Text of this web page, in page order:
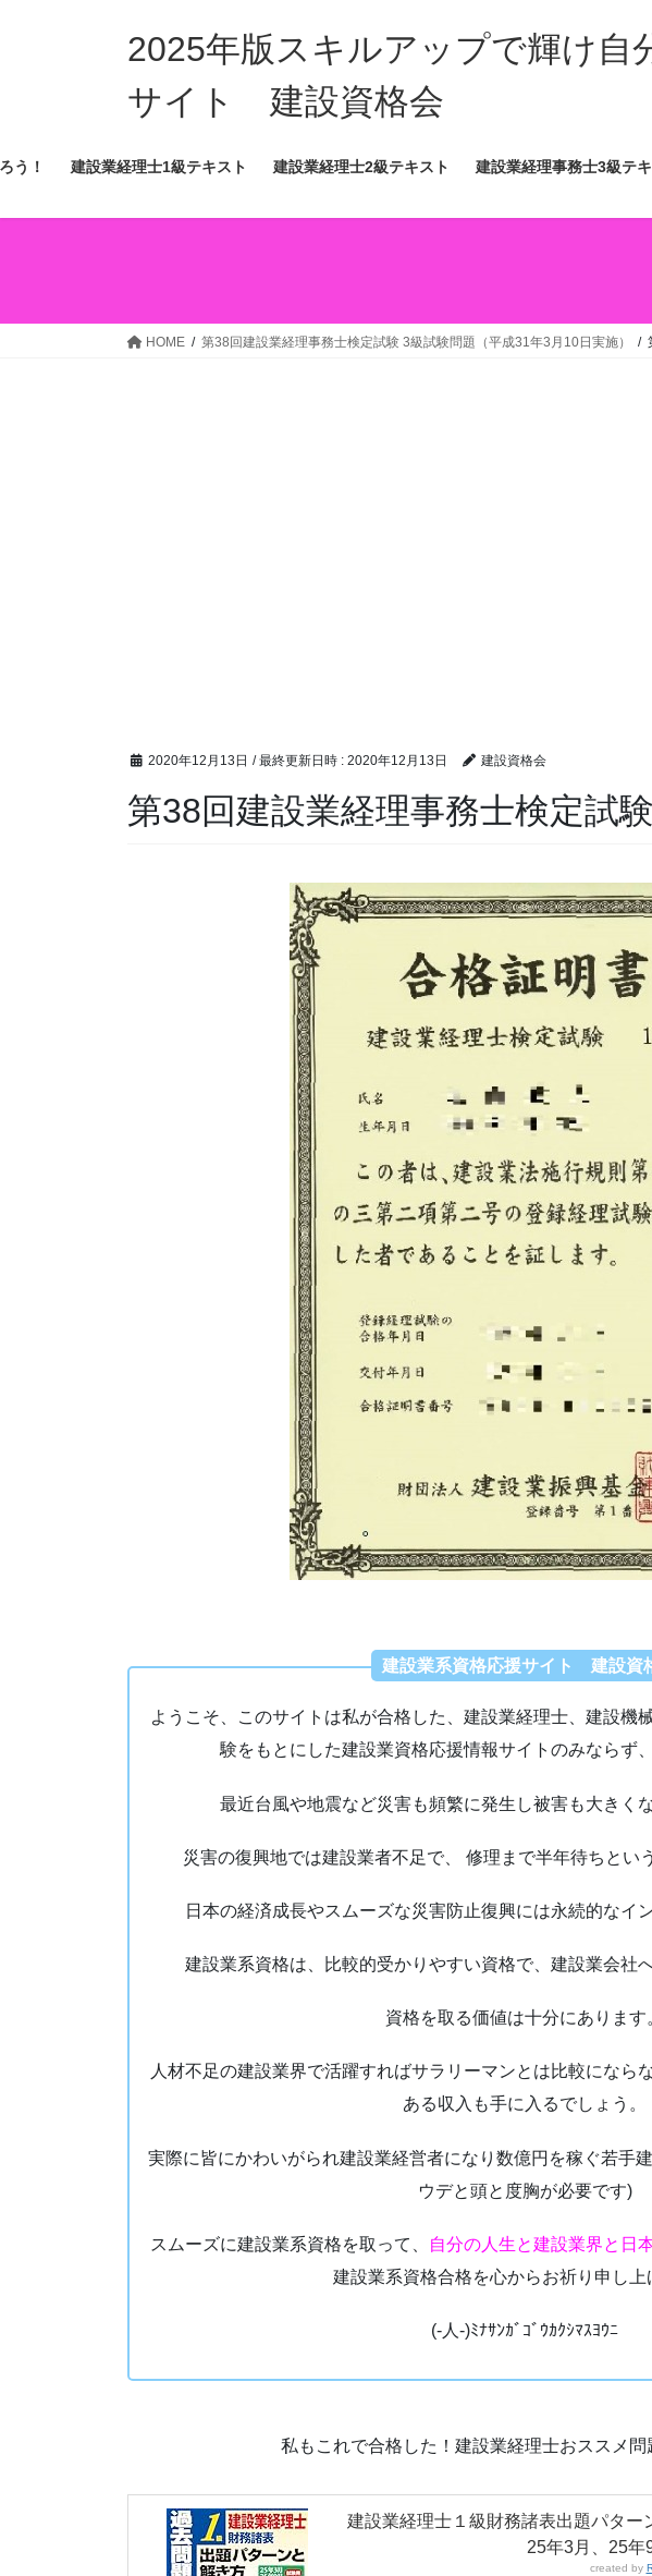
ス
ッ
ン
移
2025年版スキルアップで輝け自
サイト 建設資格会
う！ 建設業経理士1級テキスト 建設業経理士2級テキスト 建設業経理事務士3級テ
HOME 第38回建設業経理事務士検定試験 3級試験問題（平成31年3月10日実施）
2020年12月13日 / 最終更新日時 : 2020年12月13日 建設資格会
第38回建設業経理事務士検定試験
建設業系資格応援サイト 建設資
ようこそ、このサイトは私が合格した、建設業経理士、建設機
験をもとにした建設業資格応援情報サイトのみならず
最近台風や地震など災害も頻繁に発生し被害も大きく
災害の復興地では建設業者不足で、 修理まで半年待ちとい
日本の経済成長やスムーズな災害防止復興には永続的なイ
建設業系資格は、比較的受かりやすい資格で、建設業会社
資格を取る価値は十分にあります
人材不足の建設業界で活躍すればサラリーマンとは比較になら
ある収入も手に入るでしょう。
実際に皆にかわいがられ建設業経営者になり数億円を稼ぐ若手
ウデと頭と度胸が必要です)
スムーズに建設業系資格を取って、 自分の人生と建設業界と日
建設業系資格合格を心からお祈り申し上
(-人-)ﾐﾅｻﾝｶﾞｺﾞｳｶｸｼﾏｽﾖｳﾆ
私もこれで合格した！建設業経理士おススメ問
建設業経理士１級財務諸表出題パター
25年3月、25年
created by